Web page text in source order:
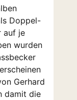
Doppel-
auf je
wurden
Gerhard
damit die